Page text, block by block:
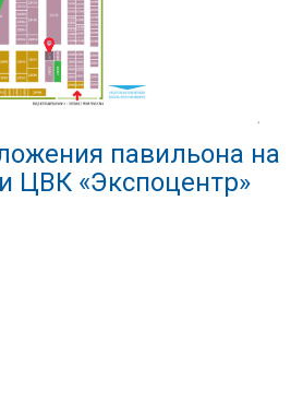
павильона на
ЦВК «Экспоцентр»